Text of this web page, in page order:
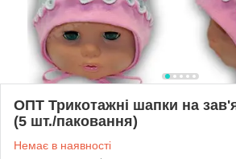
ОПТ Трикотажні шапки на
(5 шт./паковання)
Немає в наявності